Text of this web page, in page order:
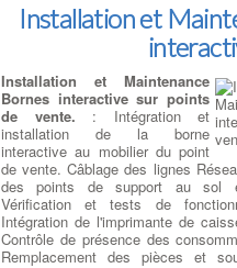
Réparation sur Ordi
Dépanner : clavier - Touches
hors services: Les claviers et
les touchpad hors services sont
des problèmes courants pour les
propriétaires d'ordinateurs
portables. à VIERZON D'une
manière générale, et mise à part
les dysfonctionnements d'ordre
logiciels, lesréparations du
peuvent être effectuées :
Installation et
Installation et Maintenance
Bornes interactive sur points
de vente. : Intégration et
installation de la borne
interactive au mobilier du point
de vente. Câblage des lignes
des points de support au sol
Vérification et tests de
Intégration de l'imprimante de
Contrôle de présence des
Remplacement des pièces et